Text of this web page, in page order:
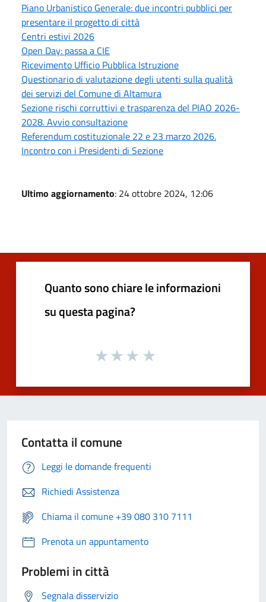
Piano Urbanistico Generale: due incontri pubblici per
presentare il progetto di città
Centri estivi 2026
Open Day: passa a CIE
Ricevimento Ufficio Pubblica Istruzione
Questionario di valutazione degli utenti sulla qualità
dei servizi del Comune di Altamura
Sezione rischi corruttivi e trasparenza del PIAO 2026-
2028. Avvio consultazione
Referendum costituzionale 22 e 23 marzo 2026.
Incontro con i Presidenti di Sezione
Ultimo aggiornamento: 24 ottobre 2024, 12:06
Quanto sono chiare le informazioni
su questa pagina?
Contatta il comune
Leggi le domande frequenti
Richiedi Assistenza
Chiama il comune +39 080 310 7111
Prenota un appuntamento
Problemi in città
Segnala disservizio